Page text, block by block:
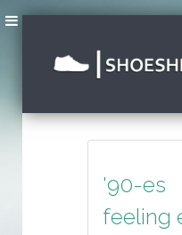
'90-es
feeling